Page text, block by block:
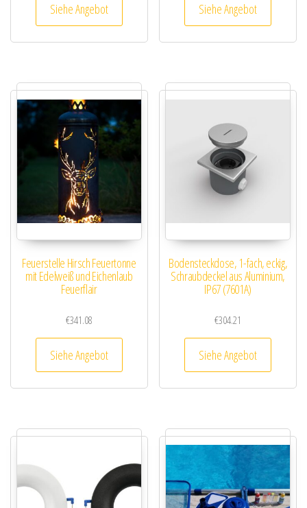
Siehe Angebot Siehe Angebot
Feuerstelle Hirsch Feuertonne
mit Edelweiß und Eichenlaub
Feuerflair
€341.08
Siehe Angebot
Bodensteckdose, 1-fach, eckig,
Schraubdeckel aus Aluminium,
IP67 (7601A)
€304.21
Siehe Angebot